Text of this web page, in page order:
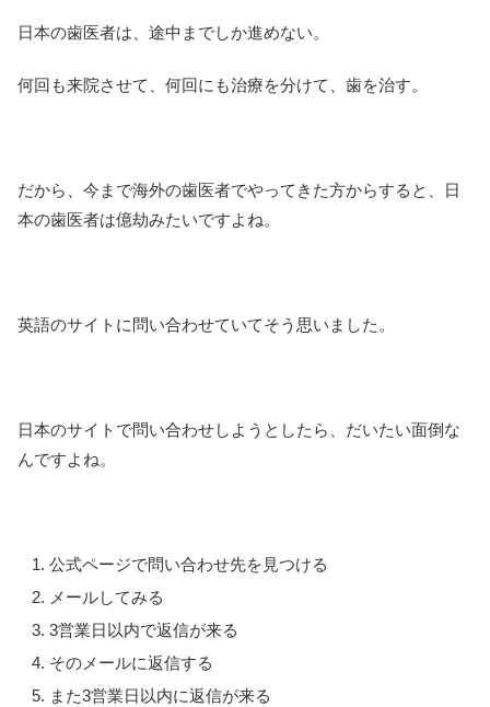
日本の歯医者は、途中までしか進めない。
何回も来院させて、何回にも治療を分けて、歯を治す。
だから、今まで海外の歯医者でやってきた方からすると、日
本の歯医者は億劫みたいですよね。
英語のサイトに問い合わせていてそう思いました。
日本のサイトで問い合わせしようとしたら、だいたい面倒な
んですよね。
公式ページで問い合わせ先を見つける
メールしてみる
3営業日以内で返信が来る
そのメールに返信する
また3営業日以内に返信が来る